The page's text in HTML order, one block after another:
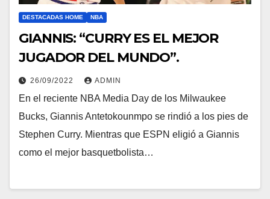
DESTACADAS HOME NBA
GIANNIS: “CURRY ES EL MEJOR
JUGADOR DEL MUNDO”.
26/09/2022 ADMIN
En el reciente NBA Media Day de los Milwaukee
Bucks, Giannis Antetokounmpo se rindió a los pies de
Stephen Curry. Mientras que ESPN eligió a Giannis
como el mejor basquetbolista…